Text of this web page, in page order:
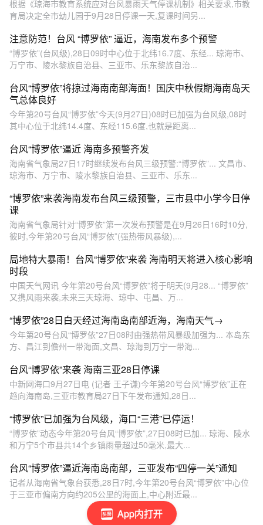
App内打开
根据《琼海市教育系统应对台风暴雨天气停课机制》相关要求,市教
育局决定全市幼儿园于9月28日停课一天,复课时间另...
注意防范！台风 “博罗依” 逼近，海南发布多个预警
“博罗依”(台风级),28日09时中心位于北纬16.7度、东经... 琼海市、
万宁市、陵水黎族自治县、三亚市、乐东黎族自治...
台风“博罗依”将掠过海南南部海面！国庆中秋假期海南岛天
气总体良好
今年第20号台风“博罗依”今天(9月27日)08时已加强为台风级,08时
其中心位于北纬14.4度、东经115.6度,也就是距离...
台风“博罗依”逼近 海南多预警齐发
海南省气象局27日17时继续发布台风三级预警:“博罗依”... 文昌市、
琼海市、万宁市、陵水黎族自治县、三亚市、乐东...
“博罗依”来袭海南发布台风三级预警，三市县中小学今日停
课
海南省气象局针对“博罗依”第一次发布预警是在9月26日16时10分,
彼时,今年第20号台风“博罗依”(强热带风暴级),...
局地特大暴雨！台风“博罗依”来袭 海南明天将进入核心影响
时段
中国天气网讯 今年第20号台风“博罗依”将于明天(9月28... “博罗依”
又携风雨来袭,未来三天琼海、琼中、屯昌、万...
“博罗依”28日白天经过海南岛南部近海，海南天气→
今年第20号台风“博罗依”27日08时由强热带风暴级加强为... 本岛东
方、昌江到儋州一带海面,文昌、琼海到万宁一带海...
台风“博罗依”来袭 海南三亚28日停课
中新网海口9月27日电 (记者 王子谦)今年第20号台风“博罗依”正在
趋向海南岛,三亚市教育局27日下午发布通知,28日...
“博罗依”已加强为台风级，海口“三港”已停运！
“博罗依”动态今年第20号台风“博罗依”,27日08时已加... 琼海、陵水
和万宁5个市县共14个乡镇雨量超过50毫米,最大...
台风“博罗依”逼近海南岛南部，三亚发布“四停一关”通知
记者从海南省气象台获悉,28日7时,今年第20号台风“博罗依”中心位
于三亚市偏南方向约205公里的海面上,中心附近最...